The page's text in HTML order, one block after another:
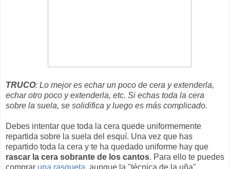
TRUCO: Lo mejor es echar un poco de cera y extenderla,
echar otro poco y extenderla, etc. Si echas toda la cera
sobre la suela, se solidifica y luego es más complicado.
Debes intentar que toda la cera quede uniformemente
repartida sobre la suela del esquí. Una vez que has
repartido toda la cera y te ha quedado uniforme hay que
rascar la cera sobrante de los cantos. Para ello te puedes
comprar una rasqueta, aunque la "técnica de la uña"